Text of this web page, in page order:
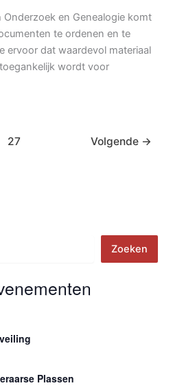
en Genealogie komt
te ordenen en te
ervoor dat waardevol materiaal
wordt voor
27 Volgende →
Zoeken
Plassen